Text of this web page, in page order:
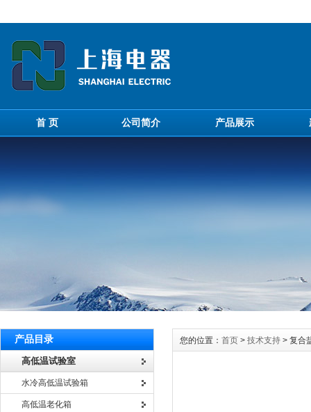
首 页 公司简介 产品展示
产品目录
高低温试验室
水冷高低温试验箱
高低温老化箱
您的位置： 首页 > 技术支持 > 复合